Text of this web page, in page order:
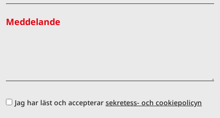
Meddelande
Jag har läst och accepterar sekretess- och cookiepolicyn